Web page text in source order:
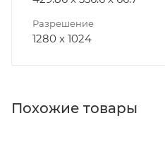
Разрешение
1280 x 1024
Похожие товары